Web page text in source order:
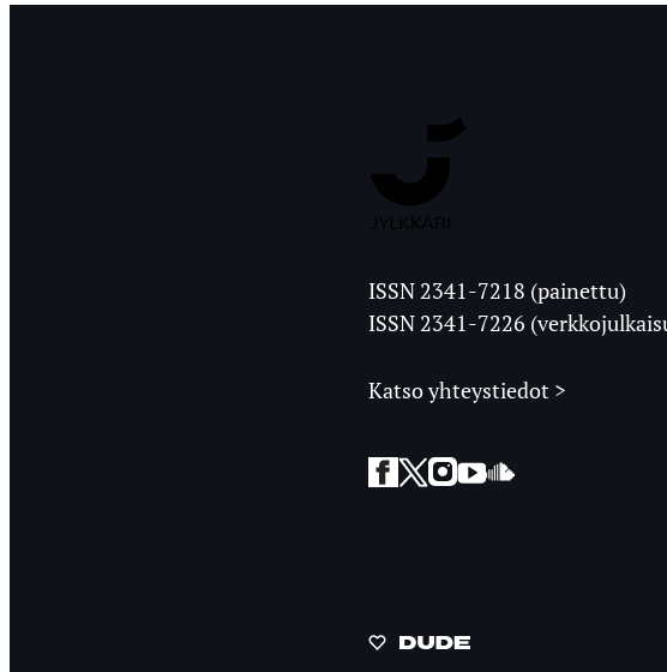
Ylioppilaslehti
ISSN 2341-7218 (painettu)
ISSN 2341-7226
Katso yhteystiedot >
Facebook
Twitter
Instagram
YouTubeSoundCloud